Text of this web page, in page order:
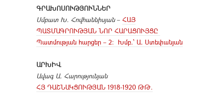
ԳՐԱԽՈՍՈՒԹՅՈՒՆՆԵՐ
Սմբատ Խ. Հովհաննիսյան– ՀԱՅ
ՊԱՏՄԱԳՐՈՒԹՅԱՆ ՆՈՐ ՀԱՐԱՑՈՒՅՑԸ
Պատմության հարցեր – 2: Խմբ.՝ Ա. Ստեփանյան
ԱՐԽԻՎ
Ավագ Ա. Հարությունյան
ՀՅ ԴԱՇՆԱԿՑՈՒԹՅԱՆ 1918-1920 ԹԹ.